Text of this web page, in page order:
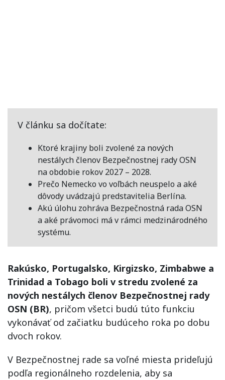
V článku sa dočítate:
Ktoré krajiny boli zvolené za nových
nestálych členov Bezpečnostnej rady OSN
na obdobie rokov 2027 – 2028.
Prečo Nemecko vo voľbách neuspelo a aké
dôvody uvádzajú predstavitelia Berlína.
Akú úlohu zohráva Bezpečnostná rada OSN
a aké právomoci má v rámci medzinárodného
systému.
Rakúsko, Portugalsko, Kirgizsko, Zimbabwe a
Trinidad a Tobago boli v stredu zvolené za
nových nestálych členov Bezpečnostnej rady
OSN (BR), pričom všetci budú túto funkciu
vykonávať od začiatku budúceho roka po dobu
dvoch rokov.
V Bezpečnostnej rade sa voľné miesta prideľujú
podľa regionálneho rozdelenia, aby sa